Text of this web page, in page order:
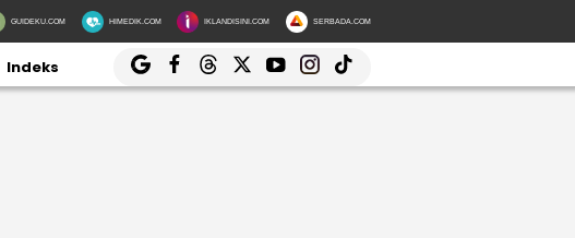
GUIDEKU.COM HIMEDIK.COM IKLANDISINI.COM SERBADA.COM
Indeks